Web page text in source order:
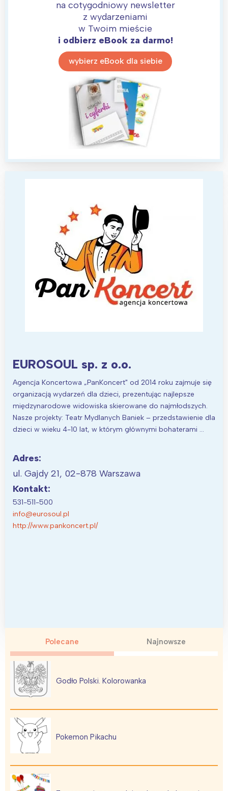
na cotygodniowy newsletter
z wydarzeniami
w Twoim mieście
i odbierz eBook za darmo!
wybierz eBook dla siebie
EUROSOUL sp. z o.o.
Agencja Koncertowa „PanKoncert" od 2014 roku zajmuje się
organizacją wydarzeń dla dzieci, prezentując najlepsze
międzynarodowe widowiska skierowane do najmłodszych.
Nasze projekty: Teatr Mydlanych Baniek – przedstawienie dla
dzieci w wieku 4-10 lat, w którym głównymi bohaterami …
Adres:
ul. Gajdy 21, 02-878 Warszawa
Kontakt:
531-511-500
info@eurosoul.pl
http://www.pankoncert.pl/
Polecane Najnowsze
Godło Polski. Kolorowanka
Pokemon Pikachu
Interesują mnie wydarzenia z
tego regionu:
Warszawa
Trójmiasto
Śląsk
Kraków
Południe
Północ
Wszystkie